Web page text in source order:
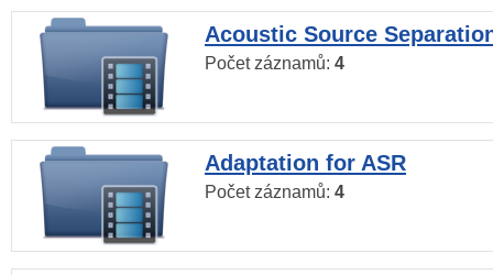
Acoustic Source
Počet záznamů: 4
Adaptation for ASR
Počet záznamů: 4